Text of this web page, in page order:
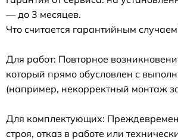
— до 3 месяцев.
Что считается гарантийным
Для работ: Повторное
который прямо обусловлен с
(например, некорректный монтаж
Для комплектующих:
строя, отказ в работе или